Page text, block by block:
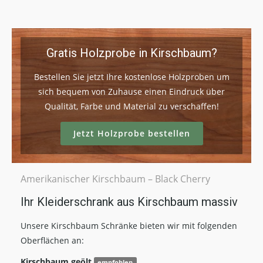
Gratis Holzprobe in Kirschbaum?
Bestellen Sie jetzt Ihre kostenlose Holzproben um
sich bequem von Zuhause einen Eindruck über
Qualität, Farbe und Material zu verschaffen!
Jetzt Holzprobe bestellen
Amerikanischer Kirschbaum – Black Cherry
Ihr Kleiderschrank aus Kirschbaum massiv
Unsere Kirschbaum Schränke bieten wir mit folgenden
Oberflächen an: